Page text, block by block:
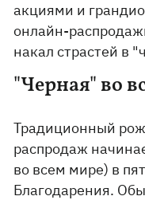
акциями и
онлайн-
накал страстей в
"Черная" во
Традиционный
распродаж
во всем мире) в
Благодарения.